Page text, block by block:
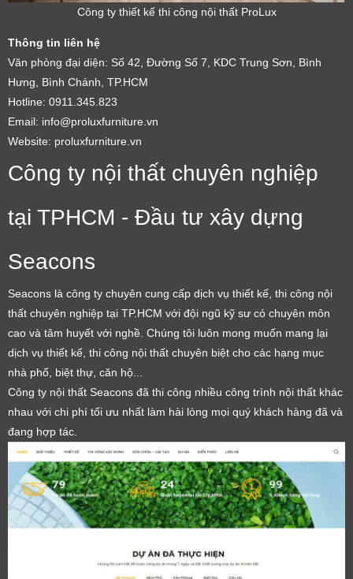
Công ty thiết kế thi công nội thất ProLux
Thông tin liên hệ
Văn phòng đại diện: Số 42, Đường Số 7, KDC Trung Sơn, Bình
Hưng, Bình Chánh, TP.HCM
Hotline: 0911.345.823
Email: info@proluxfurniture.vn
Website: proluxfurniture.vn
Công ty nội thất chuyên nghiệp
tại TPHCM - Đầu tư xây dựng
Seacons
Seacons là công ty chuyên cung cấp dịch vụ thiết kế, thi công nội
thất chuyên nghiệp tại TP.HCM với đội ngũ kỹ sư có chuyên môn
cao và tâm huyết với nghề. Chúng tôi luôn mong muốn mang lại
dịch vụ thiết kế, thi công nội thất chuyên biệt cho các hạng mục
nhà phố, biệt thự, căn hộ...
Công ty nội thất Seacons đã thi công nhiều công trình nội thất khác
nhau với chi phí tối ưu nhất làm hài lòng mọi quý khách hàng đã và
đang hợp tác.